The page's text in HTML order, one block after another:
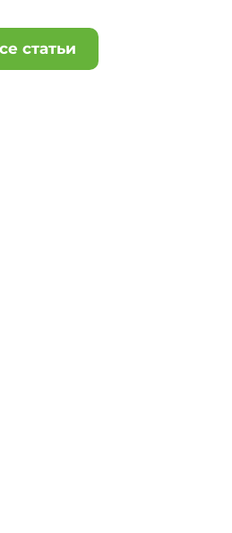
статьи